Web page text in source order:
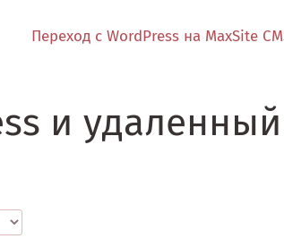
Переход с WordPress на MaxSite
и удаленный